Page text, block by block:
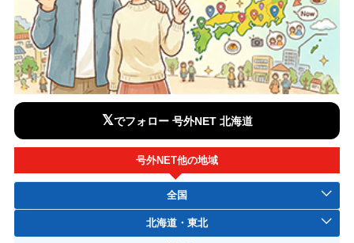
𝕏でフォロー 号外NET 北海道
号外NET他の地域
全国
北海道・東北